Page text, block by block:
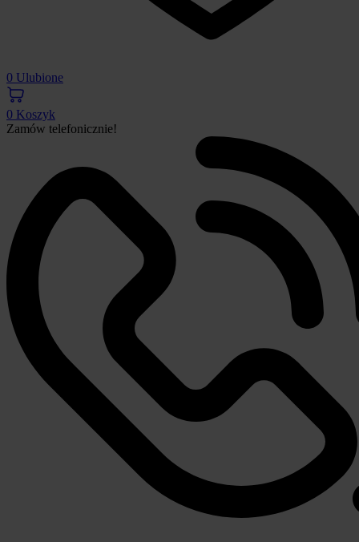
0 Ulubione
0 Koszyk
Zamów telefonicznie!